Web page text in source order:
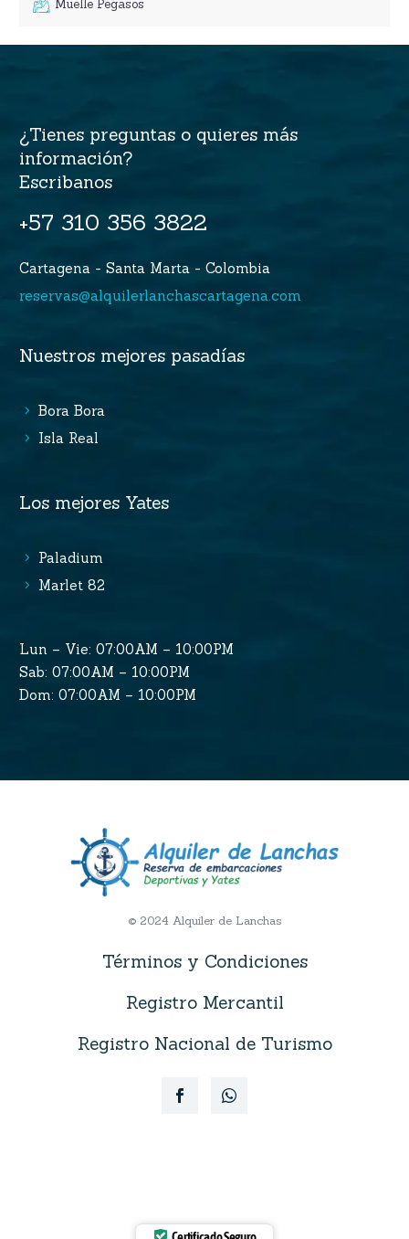
Muelle Pegasos
¿Tienes preguntas o quieres más
información?
Escribanos
+57 310 356 3822
Cartagena - Santa Marta - Colombia
reservas@alquilerlanchascartagena.com
Nuestros mejores pasadías
Bora Bora
Isla Real
Los mejores Yates
Paladium
Marlet 82
Lun – Vie: 07:00AM – 10:00PM
Sab: 07:00AM – 10:00PM
Dom: 07:00AM – 10:00PM
© 2024 Alquiler de Lanchas
Términos y Condiciones
Registro Mercantil
Registro Nacional de Turismo